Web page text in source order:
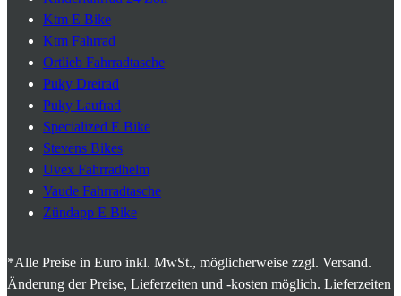
Ktm E Bike
Ktm Fahrrad
Ortlieb Fahrradtasche
Puky Dreirad
Puky Laufrad
Specialized E Bike
Stevens Bikes
Uvex Fahrradhelm
Vaude Fahrradtasche
Zündapp E Bike
*Alle Preise in Euro inkl. MwSt., möglicherweise zzgl. Versand.
Änderung der Preise, Lieferzeiten und -kosten möglich. Lieferzeiten